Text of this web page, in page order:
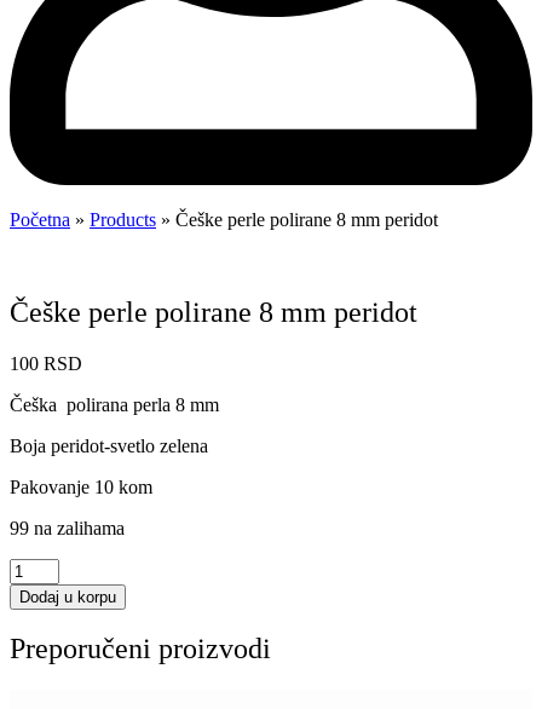
Početna » Products » Češke perle polirane 8 mm peridot
Češke perle polirane 8 mm peridot
100 RSD
Češka polirana perla 8 mm
Boja peridot-svetlo zelena
Pakovanje 10 kom
99 na zalihama
Češke
perle
polirane
mm
Dodaj u korpu
Preporučeni proizvodi